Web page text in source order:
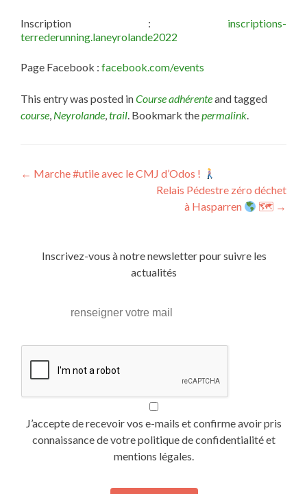
Inscription : inscriptions-
terrederunning.laneyrolande2022
Page Facebook : facebook.com/events
This entry was posted inCourse adhérenteand tagged
course, Neyrolande,trail. Bookmark thepermalink.
Post
← Marche #utile avec le CMJ d’Odos !
Relais Pédestre zéro déchet
à Hasparren
🗺 →
Inscrivez-vous à notre newsletter pour suivre les
actualités
J’accepte de recevoir vos e-mails et confirme avoir pris
connaissance de votre politique de confidentialité et
mentions légales.